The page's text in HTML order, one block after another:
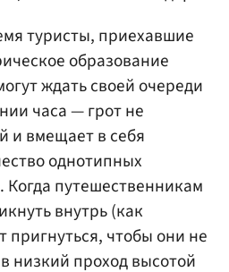
туристы, приехавшие
образование
ждать своей очереди
часа — грот не
и вмещает в себя
однотипных
путешественникам
внутрь (как
пригнуться, чтобы они не
низкий проход высотой